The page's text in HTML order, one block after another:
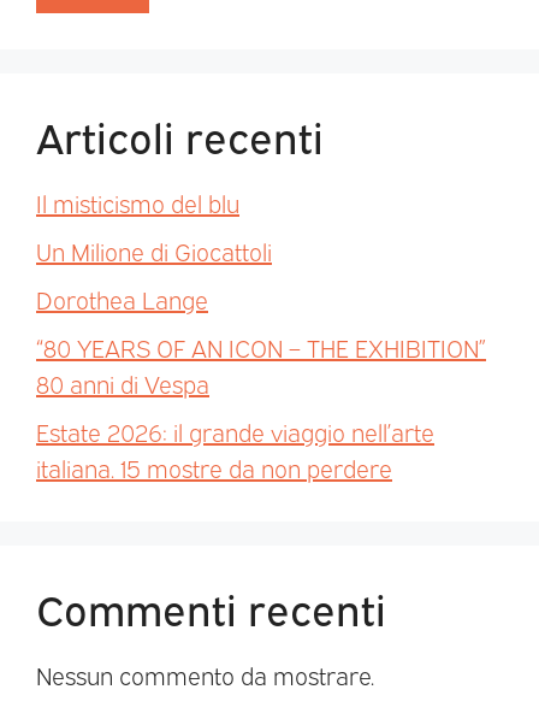
Articoli recenti
Il misticismo del blu
Un Milione di Giocattoli
Dorothea Lange
“80 YEARS OF AN ICON – THE EXHIBITION”
80 anni di Vespa
Estate 2026: il grande viaggio nell’arte
italiana. 15 mostre da non perdere
Commenti recenti
Nessun commento da mostrare.